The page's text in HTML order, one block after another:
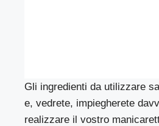
Gli ingredienti da utilizzare
e, vedrete, impiegherete
realizzare il vostro